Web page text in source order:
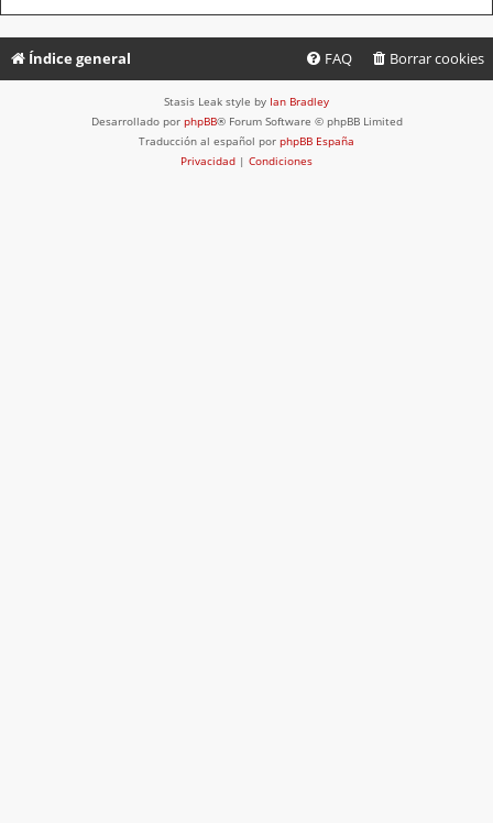
Índice general Borrar cookies
FAQ
Stasis Leak style by Ian Bradley
Desarrollado por phpBB® Forum Software © phpBB Limited
Traducción al español por phpBB España
Privacidad | Condiciones